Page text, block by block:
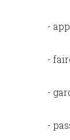
-
-
-
-